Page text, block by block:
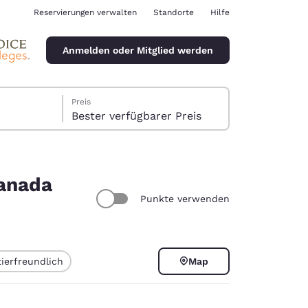
Reservierungen verwalten Standorte Hilfe
Anmelden oder Mitglied werden
Preis
Bester verfügbarer Preis
Punkte verwenden
Map